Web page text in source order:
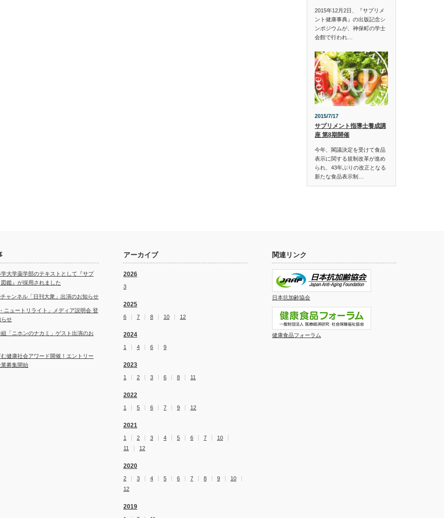
2015年12月2日、『サプリメ
ント健康事典』の出版記念シ
ンポジウムが、神保町の学士
会館で行われ…
2015/7/17
サプリメント指導士養成講
座 第8期開催
今年、閣議決定を受けて食品
表示に関する規制改革が進め
られ、43年ぶりの改正となる
新たな食品表示制…
大学薬学部のテキストとして『サプ
図鑑』が採用されました
ャンネル「日刊大衆」出演のお知らせ
ニュートリライト」メディア説明会 登
らせ
組「ニホンのナカミ」ゲスト出演のお
健康社会アワード開催！エントリー
業募集開始
アーカイブ
2026
3
2025
6 7 8 10 12
2024
1 4 6 9
2023
1 2 3 6 8 11
2022
1 5 6 7 9 12
2021
1 2 3 4 5 6 7
10
11
12
2020
2 3 4 5 6 7 8 9
10
12
2019
関連リンク
日本抗加齢協会
健康食品フォーラム